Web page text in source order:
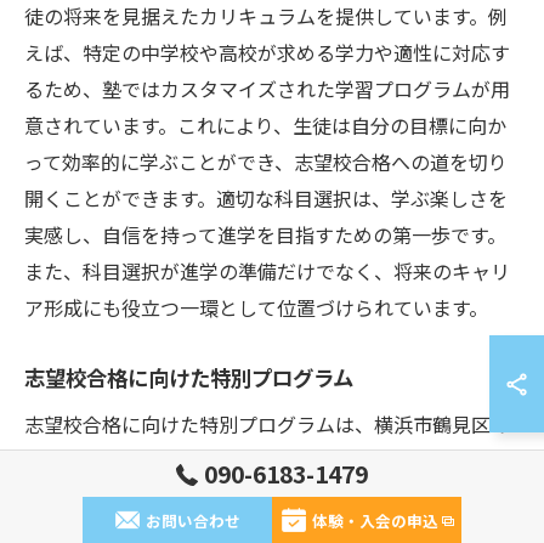
徒の将来を見据えたカリキュラムを提供しています。例
えば、特定の中学校や高校が求める学力や適性に対応す
るため、塾ではカスタマイズされた学習プログラムが用
意されています。これにより、生徒は自分の目標に向か
って効率的に学ぶことができ、志望校合格への道を切り
開くことができます。適切な科目選択は、学ぶ楽しさを
実感し、自信を持って進学を目指すための第一歩です。
また、科目選択が進学の準備だけでなく、将来のキャリ
ア形成にも役立つ一環として位置づけられています。
志望校合格に向けた特別プログラム
志望校合格に向けた特別プログラムは、横浜市鶴見区の
塾において特に力を入れている部分です。小学生の段階
から、自分の学びのスタイルに合った指導を受けること
ができるため、学習効率が格段に向上します。このプロ
090-6183-1479
お問い合わせ 体験・入会の申込